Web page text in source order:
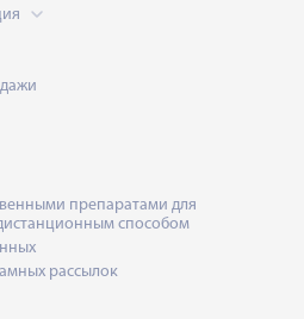
препаратами для
способом
рассылок